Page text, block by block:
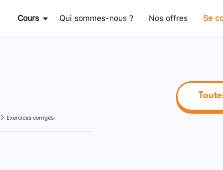
Cours Qui sommes-nous ? Nos offres Se
Exercices corrigés